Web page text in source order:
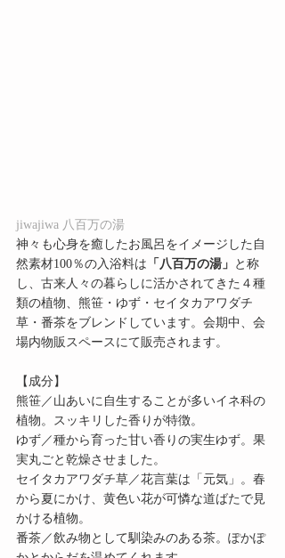
jiwajiwa 八百万の湯
神々も心身を癒したお風呂をイメージした自
然素材100％の入浴料は 「八百万の湯」 と称
し、古来人々の暮らしに活かされてきた４種
類の植物、熊笹・ゆず・セイタカアワダチ
草・番茶をブレンドしています。会期中、会
場内物販スペースにて販売されます。
【成分】
熊笹／山あいに自生することが多いイネ科の
植物。スッキリした香りが特徴。
ゆず／種から育った甘い香りの実生ゆず。果
実丸ごと乾燥させました。
セイタカアワダチ草／花言葉は「元気」。春
から夏にかけ、黄色い花が可憐な道ばたで見
かける植物。
番茶／飲み物として馴染みのある茶。ぽかぽ